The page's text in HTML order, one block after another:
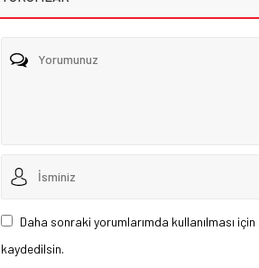
Daha sonraki yorumlarımda kullanılması
kaydedilsin.